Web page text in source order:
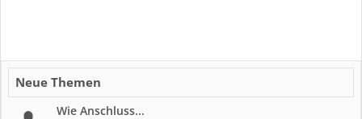
Neue Themen
Wie Anschluss...